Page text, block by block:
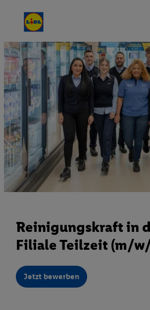
Reinigungskraft in
Filiale Teilzeit (m/
Jetzt bewerben